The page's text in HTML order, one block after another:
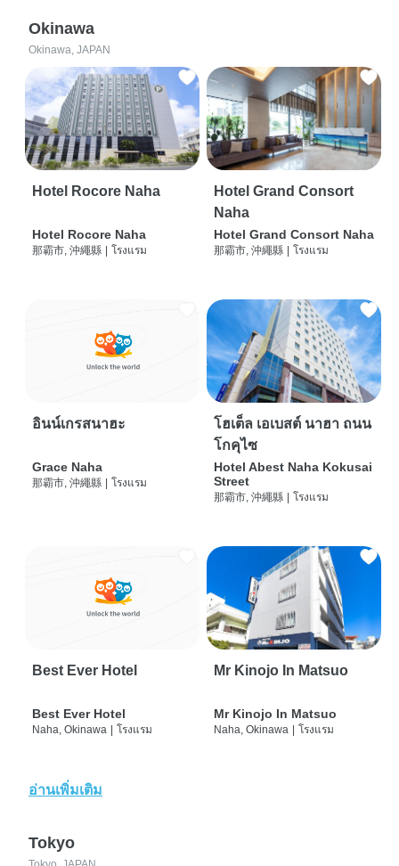
Okinawa
Okinawa, JAPAN
Hotel Rocore Naha
Hotel Rocore Naha
那霸市, 沖繩縣 โรงแรม
Hotel Grand Consort
Naha
Hotel Grand Consort Naha
那霸市, 沖繩縣 โรงแรม
อินน์เกรสนาฮะ
Grace Naha
那霸市, 沖繩縣 โรงแรม
โฮเต็ล เอเบสต์ นาฮา ถนน
โกคุไซ
Hotel Abest Naha Kokusai
Street
那霸市, 沖繩縣 โรงแรม
Best Ever Hotel
Best Ever Hotel
Naha, Okinawa โรงแรม
Mr Kinojo In Matsuo
Mr Kinojo In Matsuo
Naha, Okinawa โรงแรม
อ่านเพิ่มเติม
Tokyo